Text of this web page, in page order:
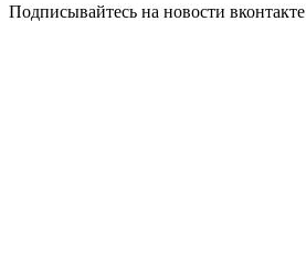
Подписывайтесь на новости вконтакте